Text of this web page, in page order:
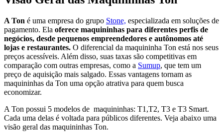
A Ton é uma empresa do grupo Stone, especializada em soluções de
pagamento. Ela oferece maquininhas para diferentes perfis de
negócios, desde pequenos empreendedores e autônomos até
lojas e restaurantes. O diferencial da maquininha Ton está nos seus
preços acessíveis. Além disso, suas taxas são competitivas em
comparação com outras empresas, como a Sumup, que tem um
preço de aquisição mais salgado. Essas vantagens tornam as
maquininhas da Ton uma opção atrativa para quem busca
economizar.
A Ton possui 5 modelos de maquininhas: T1,T2, T3 e T3 Smart.
Cada uma delas é voltada para públicos diferentes. Veja abaixo uma
visão geral das maquininhas Ton.